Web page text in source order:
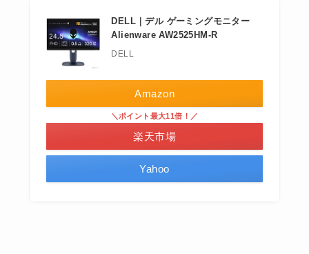
DELL｜デル ゲーミングモニター
Alienware AW2525HM-R
DELL
Amazon
＼ポイント最大11倍！／
楽天市場
Yahoo